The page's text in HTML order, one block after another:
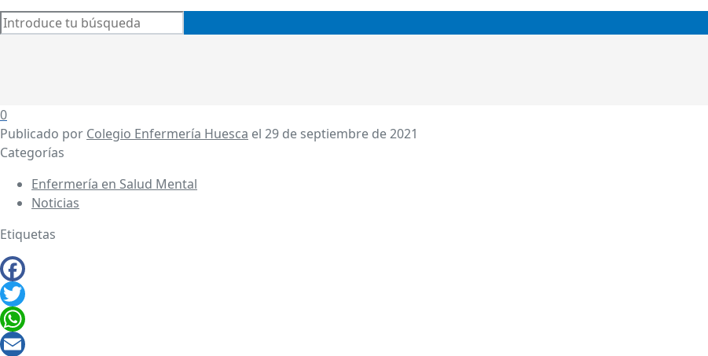
0
Publicado por Colegio Enfermería Huesca el 29 de septiembre de 2021
Categorías
Enfermería en Salud Mental
Noticias
Etiquetas